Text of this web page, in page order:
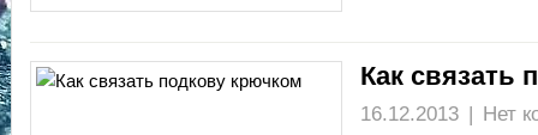
Как связать
16.12.2013 | Нет